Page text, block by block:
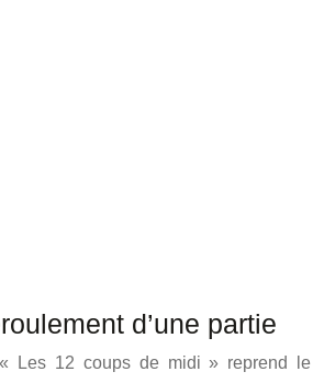
d’une partie
Les 12 coups de midi » reprend le